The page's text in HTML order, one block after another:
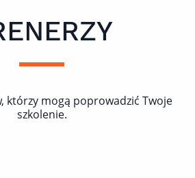
którzy mogą poprowadzić Twoje
szkolenie.